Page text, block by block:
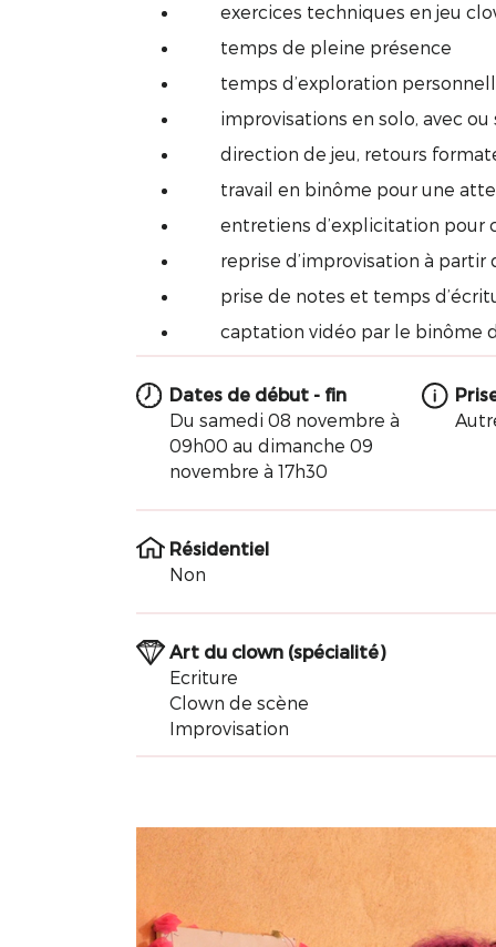
 exercices techniques en jeu
 temps de pleine présence
 temps d’exploration
 improvisations en solo, avec ou
 direction de jeu, retours
 travail en binôme pour une
 entretiens d’explicitation pour
 reprise d’improvisation à partir
 prise de notes et temps
 captation vidéo par le binôme
Dates de début - fin
Du samedi 08 novembre à
09h00 au dimanche 09
novembre à 17h30
Résidentiel
Non
Art du clown (spécialité)
Ecriture
Clown de scène
Improvisation